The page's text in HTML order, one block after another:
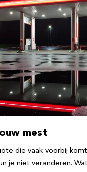
mest
die vaak voorbij
je niet veranderen.